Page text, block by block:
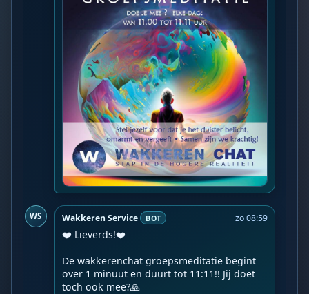
WS Wakkeren Service BOT zo 08:59
❤️ Lieverds!❤️
De wakkerenchat groepsmeditatie begint
over 1 minuut en duurt tot 11:11!! Jij doet
toch ook mee?🙏